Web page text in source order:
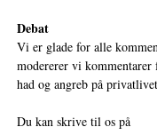
Debat
Vi er glade for alle
modererer vi kommentarer
had og angreb på
Du kan skrive til os på